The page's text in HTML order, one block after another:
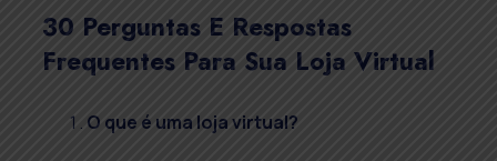
30 Perguntas E Respostas
Frequentes Para Sua Loja Virtual
O que é uma loja virtual?